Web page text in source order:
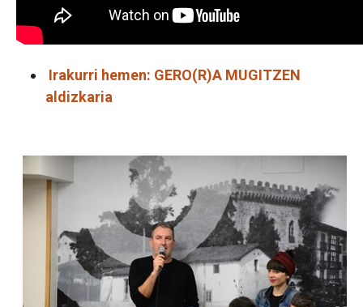
Irakurri hemen: GERO(R)A MUGITZEN
aldizkaria